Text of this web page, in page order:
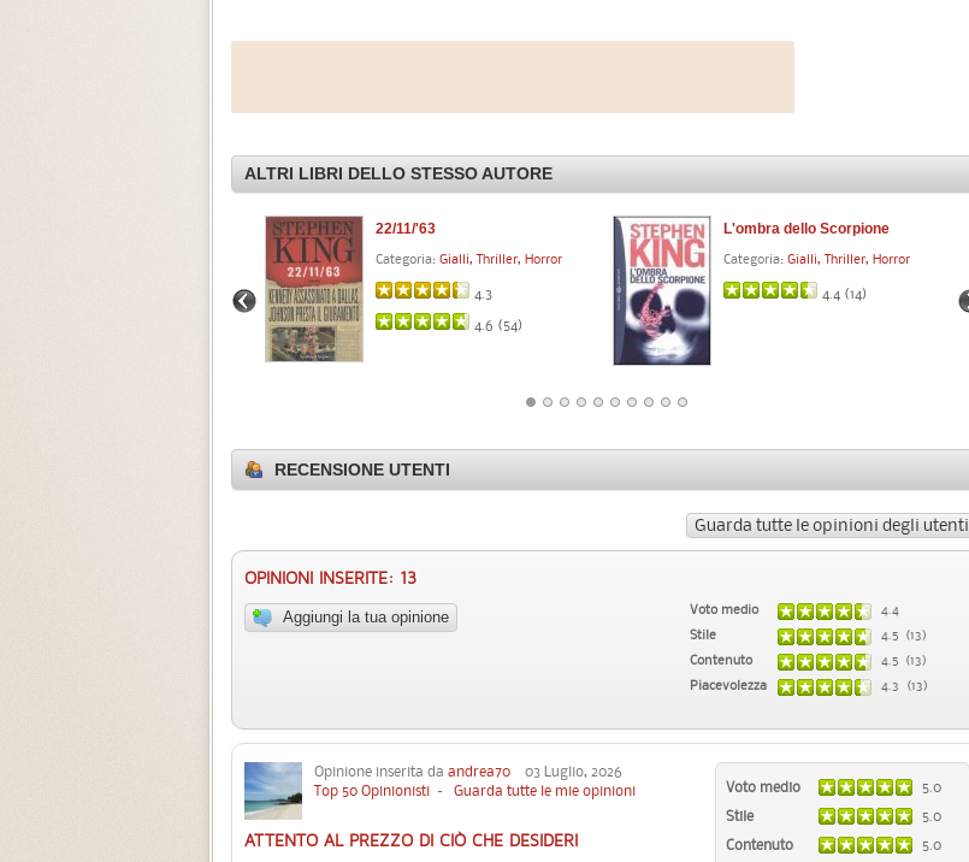
ALTRI LIBRI DELLO STESSO AUTORE
22/11/'63
Categoria: Gialli, Thriller, Horror
4.3
4.6 (54)
L'ombra dello Scorpione
Categoria: Gialli, Thriller, Horror
4.4 (14)
RECENSIONE UTENTI
Guarda tutte le opinioni degli utenti
OPINIONI INSERITE: 13
Aggiungi la tua opinione Voto medio
4.4
Stile
4.5 (13)
Contenuto
4.5 (13)
Piacevolezza
4.3 (13)
Voto medio
5.0
Stile
5.0
Contenuto
5.0
Opinione inserita da andrea70 03 Luglio, 2026
Top 50 Opinionisti - Guarda tutte le mie opinioni
ATTENTO AL PREZZO DI CIÒ CHE DESIDERI